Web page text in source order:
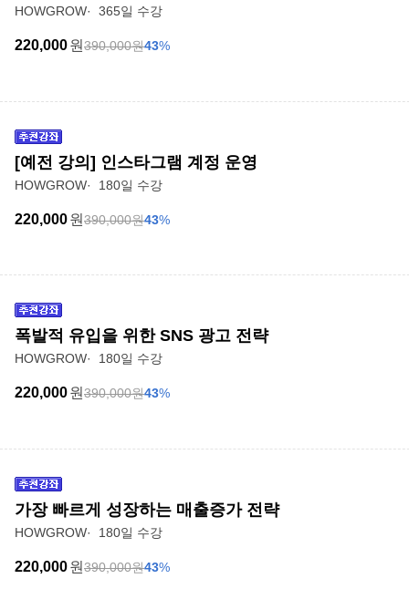
HOWGROW 365일 수강
220,000원390,000원43%
[예전 강의] 인스타그램 계정 운영
HOWGROW 180일 수강
220,000원390,000원43%
폭발적 유입을 위한 SNS 광고 전략
HOWGROW 180일 수강
220,000원390,000원43%
가장 빠르게 성장하는 매출증가 전략
HOWGROW 180일 수강
220,000원390,000원43%